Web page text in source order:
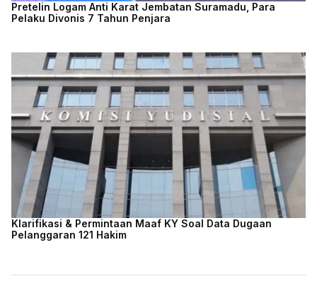
Pretelin Logam Anti Karat Jembatan Suramadu, Para
Pelaku Divonis 7 Tahun Penjara
Klarifikasi & Permintaan Maaf KY Soal Data Dugaan
Pelanggaran 121 Hakim